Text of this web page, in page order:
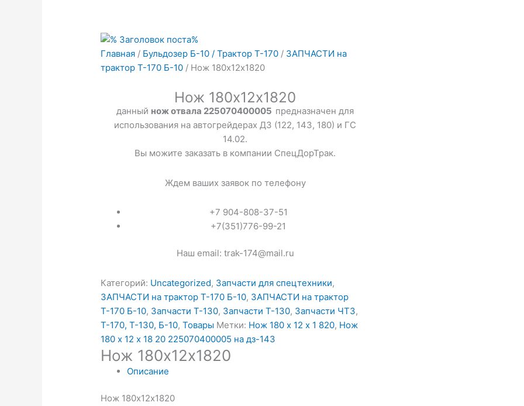
Главная / Бульдозер Б-10 / Трактор Т-170 / ЗАПЧАСТИ на
трактор Т-170 Б-10 / Нож 180х12х1820
Нож 180х12х1820
данный нож отвала 225070400005 предназначен для
использования на автогрейдерах ДЗ (122, 143, 180) и ГС
14.02.
Вы можите заказать в компании СпецДорТрак.
Ждем ваших заявок по телефону
+7 904-808-37-51
+7(351)776-99-21
Наш email: trak-174@mail.ru
Категорий: Uncategorized, Запчасти для спецтехники,
ЗАПЧАСТИ на трактор Т-170 Б-10, ЗАПЧАСТИ на трактор
Т-170 Б-10, Запчасти Т-130, Запчасти Т-130, Запчасти ЧТЗ,
Т-170, Т-130, Б-10,Товары Метки: Нож 180 х 12 х 1 820, Нож
180 х 12 х 18 20 225070400005 на дз-143
Нож 180х12х1820
Описание
Нож 180х12х1820